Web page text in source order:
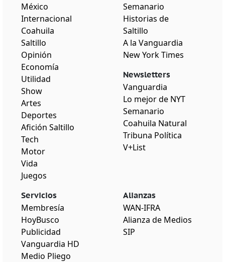
México
Internacional
Coahuila
Saltillo
Opinión
Economía
Utilidad
Show
Artes
Deportes
Afición Saltillo
Tech
Motor
Vida
Juegos
Semanario
Historias de
Saltillo
A la Vanguardia
New York Times
Newsletters
Vanguardia
Lo mejor de NYT
Semanario
Coahuila Natural
Tribuna Política
V+List
Servicios
Membresía
HoyBusco
Publicidad
Vanguardia HD
Medio Pliego
Alianzas
WAN-IFRA
Alianza de Medios
SIP